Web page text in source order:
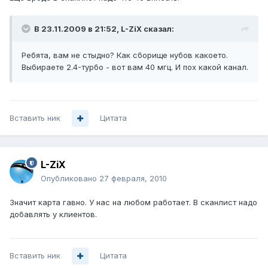
В 23.11.2009 в 21:52, L-ZiX сказал:
Ребята, вам не стыдно? Как сборище нубов какоето.
Выбираете 2.4-турбо - вот вам 40 мгц. И пох какой канал.
Вставить ник Цитата
L-ZiX
Опубликовано 27 февраля, 2010
Значит карта гавно. У нас на любом работает. В сканлист надо
добавлять у клиентов.
Вставить ник Цитата